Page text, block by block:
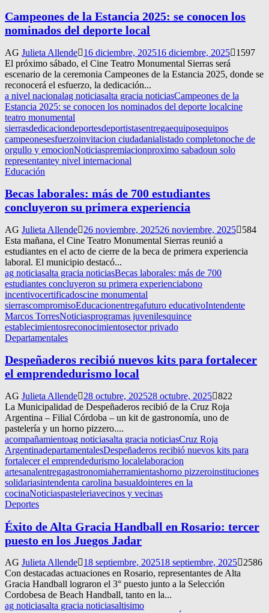
Campeones de la Estancia 2025: se conocen los
nominados del deporte local
AG Julieta Allende 16 diciembre, 202516 diciembre, 2025
1597
El próximo sábado, el Cine Teatro Monumental Sierras será
escenario de la ceremonia Campeones de la Estancia 2025, donde se
reconocerá el esfuerzo, la dedicación...
a nivel nacionalag noticiasalta gracia noticiasCampeones de la
Estancia 2025: se conocen los nominados del deporte localcine
teatro monumental
sierrasdedicaciondeportesdeportistasentregaequiposequipos
campeonesesfuerzoinvitacion ciudadanialistado completonoche de
orgullo y emocionNoticiaspremiacionproximo sabadoun solo
representantey nivel internacional
Educación
Becas laborales: más de 700 estudiantes
concluyeron su primera experiencia
AG Julieta Allende 26 noviembre, 202526 noviembre, 2025
584
Esta mañana, el Cine Teatro Monumental Sierras reunió a
estudiantes en el acto de cierre de la beca de primera experiencia
laboral. El municipio destacó...
ag noticiasalta gracia noticiasBecas laborales: más de 700
estudiantes concluyeron su primera experienciabono
incentivocertificadoscine monumental
sierrascompromisoEducacionentregafuturo educativoIntendente
Marcos TorresNoticiasprogramas juvenilesquince
establecimientosreconocimientosector privado
Departamentales
Despeñaderos recibió nuevos kits para fortalecer
el emprendedurismo local
AG Julieta Allende 28 octubre, 202528 octubre, 2025 822
La Municipalidad de Despeñaderos recibió de la Cruz Roja
Argentina – Filial Córdoba – un kit de gastronomía, uno de
pastelería y un horno pizzero....
acompañamientoag noticiasalta gracia noticiasCruz Roja
ArgentinadepartamentalesDespeñaderos recibió nuevos kits para
fortalecer el emprendedurismo localelaboracion
artesanalentregagastronomiaherramientashorno pizzeroinstituciones
solidariasintendenta carolina basualdointeres en la
cocinaNoticiaspasteleriavecinos y vecinas
Deportes
Éxito de Alta Gracia Handball en Rosario: tercer
puesto en los Juegos Jadar
AG Julieta Allende 18 septiembre, 202518 septiembre, 2025
2586
Con destacadas actuaciones en Rosario, representantes de Alta
Gracia Handball lograron el 3° puesto junto a la Selección
Cordobesa de Beach Handball, tanto en la...
ag noticiasalta gracia noticiasaltisimo